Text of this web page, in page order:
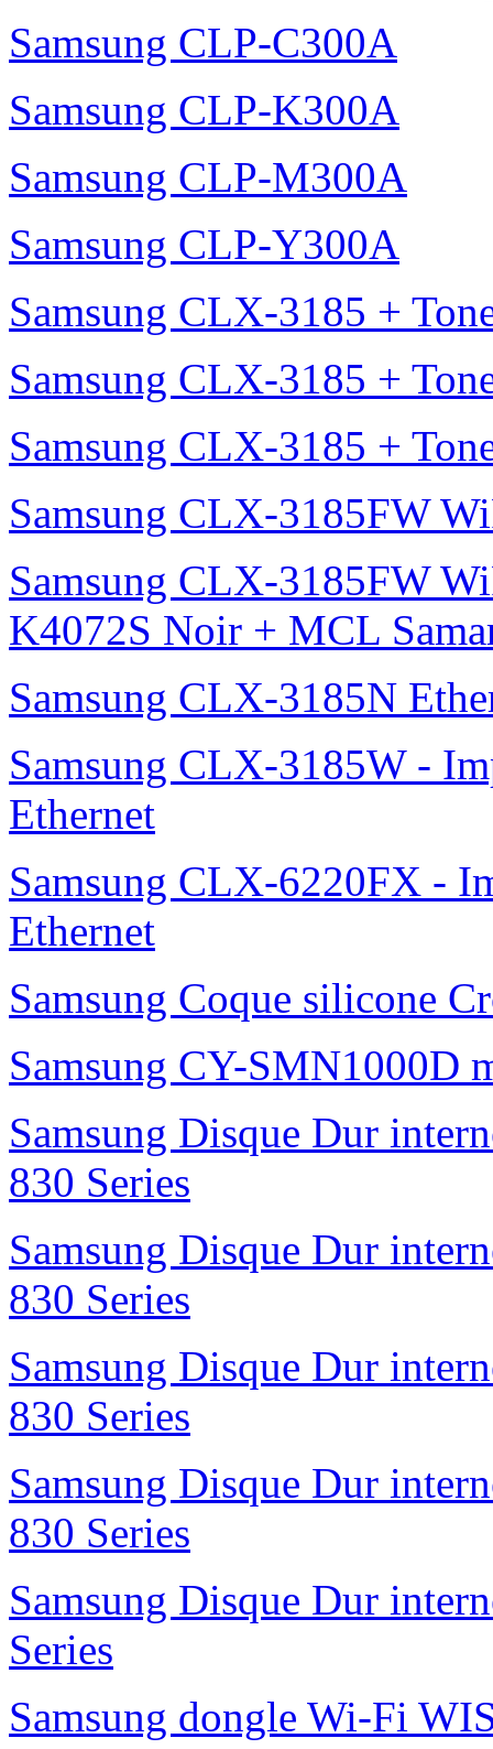
Samsung CLP-C300A
Samsung CLP-K300A
Samsung CLP-M300A
Samsung CLP-Y300A
Samsung CLX-3185 +
Samsung CLX-3185 +
Samsung CLX-3185 +
Samsung CLX-3185FW
Samsung CLX-3185FW
K4072S Noir + MCL
Samsung CLX-3185N
Samsung CLX-3185W -
Ethernet
Samsung CLX-6220FX -
Ethernet
Samsung Coque silicone
Samsung CY-SMN1000D
Samsung Disque Dur
830 Series
Samsung Disque Dur
830 Series
Samsung Disque Dur
830 Series
Samsung Disque Dur
830 Series
Samsung Disque Dur
Series
Samsung dongle Wi-Fi